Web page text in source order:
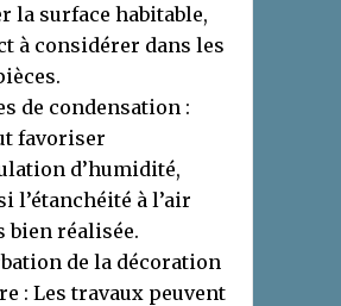
la surface habitable,
à considérer dans les
de condensation :
favoriser
d’humidité,
l’étanchéité à l’air
bien réalisée.
de la décoration
: Les travaux peuvent